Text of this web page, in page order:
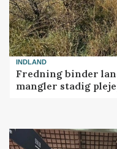
INDLAND
Fredning binder
mangler stadig